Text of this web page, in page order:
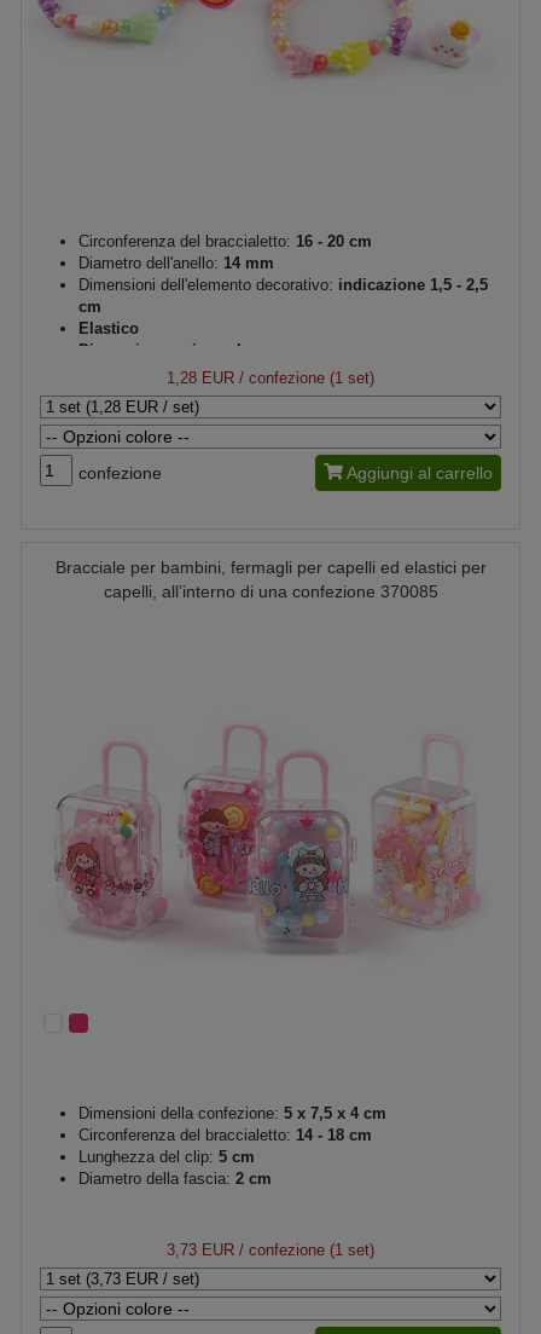
Circonferenza del braccialetto: 16 - 20 cm
Diametro dell'anello: 14 mm
Dimensioni dell'elemento decorativo: indicazione 1,5 - 2,5
cm
Elastico
Dimensione universale
1,28 EUR / confezione (1 set)
confezione Aggiungi al carrello
Bracciale per bambini, fermagli per capelli ed elastici per
capelli, all’interno di una confezione 370085
Dimensioni della confezione: 5 x 7,5 x 4 cm
Circonferenza del braccialetto: 14 - 18 cm
Lunghezza del clip: 5 cm
Diametro della fascia: 2 cm
3,73 EUR / confezione (1 set)